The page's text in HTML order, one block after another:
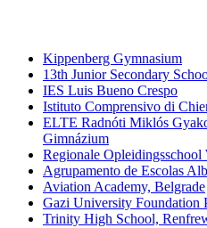
Kippenberg Gymnasium
13th Junior Secondary
IES Luis Bueno Crespo
Istituto Comprensivo di
ELTE Radnóti Miklós
Gimnázium
Regionale Opleidingsschool
Agrupamento de Escolas
Aviation Academy, Belgrade
Gazi University Foundation
Trinity High School,